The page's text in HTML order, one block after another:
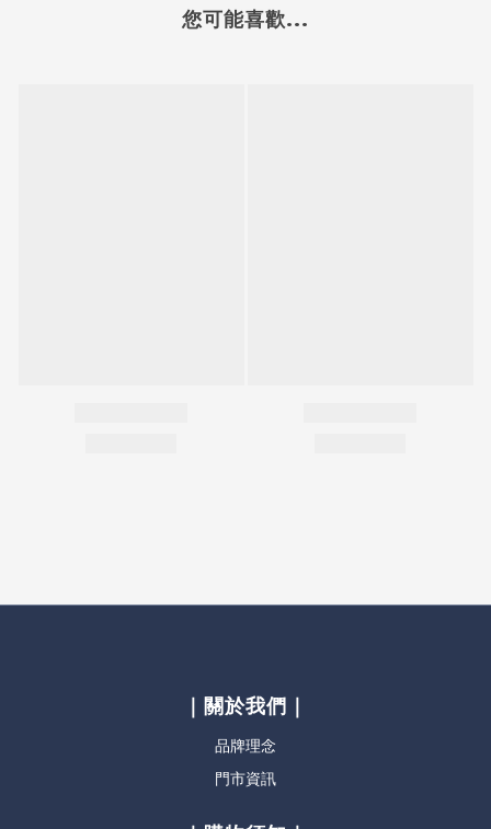
您可能喜歡...
｜關於我們｜
品牌理念
門市資訊